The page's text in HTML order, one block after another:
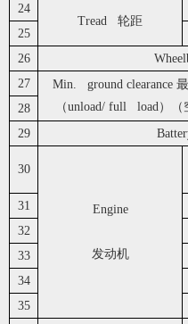
24
Tread 轮距
25
26
27
Min. ground clearance
（unload/ full load）（
28
29
30
Engine
发动机
31
32
33
34
35